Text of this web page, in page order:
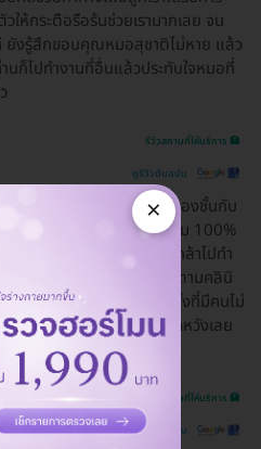
ให้กระตือรือร้นช่วยเรามากเลย จน
ยังรู้สึกขอบคุณหมอสุชาติไม่หาย แล้ว
ก็ไปทำงานที่อื่นแล้วประทับใจหมอที่
รีวิวสถานที่ให้บริการ 🏥
ดูรีวิวต้นฉบับ
คประจำตัว ตัดสินใจทำตาสองชั้นกับ
ผ่าตัด แต่ดูแลดีจริง ดีเยี่ยม 100%
ลย คุณภาพดีเยี่ยม ( เราไม่กล้าไปทำ
จบศัลยกรรมโดยตรง แพทย์ตามคลินิ
วไป เราจึงตัดสินใจทำที่นี่ ทั้งที่มีคนไม่
อบมากๆ คิดไม่ผิด และไม่ผิดหวังเลย
รีวิวสถานที่ให้บริการ 🏥
ดูรีวิวต้นฉบับ
×